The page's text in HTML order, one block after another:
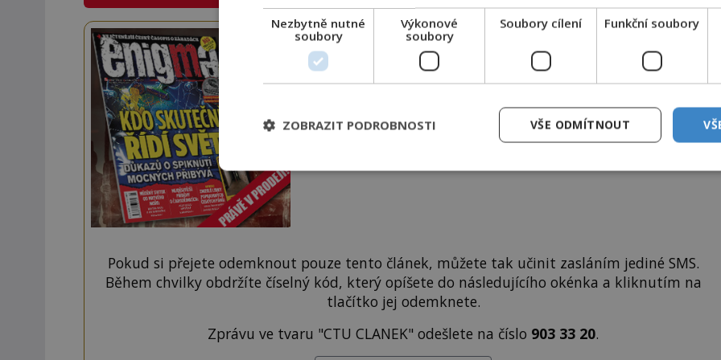
Staňte se našímPremium
tisíce skvělých článků
Navíc od nás obdržíte i celou řaduhodnotných bonusů!
ODEMKNOUT ČLÁNEK
Pokud si přejete odemknout pouze tento článek, můžete tak učinit zasláním jediné SMS.
Během chvilky obdržíte číselný kód, který opíšete do následujícího okénka a kliknutím na
tlačítko jej odemknete.
Zprávu ve tvaru "CTU CLANEK" odešlete na číslo 903 33 20.
Nezbytně nutné
soubory
Výkonové
soubory
Soubory cílení Funkční soubory
VŠE ODMÍTNOUT
ZOBRAZIT PODROBNOSTI